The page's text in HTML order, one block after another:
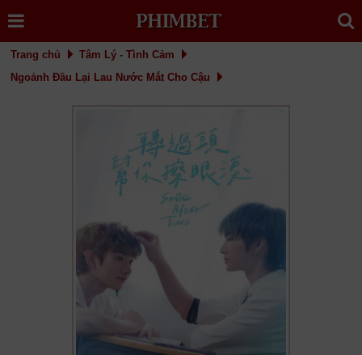
Trang chủ
Tâm Lý - Tình Cảm
Ngoảnh Đầu Lại Lau Nước Mắt Cho Cậu